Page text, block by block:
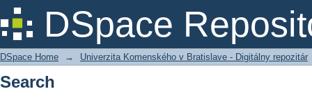
DSpace
Search
DSpace Home → Univerzita Komenského v Bratislave - Digitálny repozitár
Search